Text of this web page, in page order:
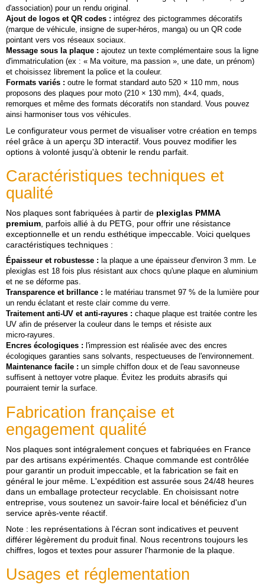
M
M
d'association) pour un rendu original.
Ajout de logos et QR codes : intégrez des pictogrammes décoratifs
(marque de véhicule, insigne de super‑héros, manga) ou un QR code
pointant vers vos réseaux sociaux.
Message sous la plaque : ajoutez un texte complémentaire sous la ligne
d'immatriculation (ex : « Ma voiture, ma passion », une date, un prénom)
et choisissez librement la police et la couleur.
Formats variés : outre le format standard auto 520 × 110 mm, nous
proposons des plaques pour moto (210 × 130 mm), 4×4, quads,
remorques et même des formats décoratifs non standard. Vous pouvez
ainsi harmoniser tous vos véhicules.
Le configurateur vous permet de visualiser votre création en temps
réel grâce à un aperçu 3D interactif. Vous pouvez modifier les
options à volonté jusqu'à obtenir le rendu parfait.
Caractéristiques techniques et
qualité
Nos plaques sont fabriquées à partir de plexiglas PMMA
premium , parfois allié à du PETG, pour offrir une résistance
exceptionnelle et un rendu esthétique impeccable. Voici quelques
caractéristiques techniques :
Épaisseur et robustesse : la plaque a une épaisseur d'environ 3 mm. Le
plexiglas est 18 fois plus résistant aux chocs qu'une plaque en aluminium
et ne se déforme pas.
Transparence et brillance : le matériau transmet 97 % de la lumière pour
un rendu éclatant et reste clair comme du verre.
Traitement anti‑UV et anti‑rayures : chaque plaque est traitée contre les
UV afin de préserver la couleur dans le temps et résiste aux
micro‑rayures.
Encres écologiques : l'impression est réalisée avec des encres
écologiques garanties sans solvants, respectueuses de l'environnement.
Maintenance facile : un simple chiffon doux et de l'eau savonneuse
suffisent à nettoyer votre plaque. Évitez les produits abrasifs qui
pourraient ternir la surface.
Fabrication française et
engagement qualité
Nos plaques sont intégralement conçues et fabriquées en France
par des artisans expérimentés. Chaque commande est contrôlée
pour garantir un produit impeccable, et la fabrication se fait en
général le jour même. L'expédition est assurée sous 24/48 heures
dans un emballage protecteur recyclable. En choisissant notre
entreprise, vous soutenez un savoir‑faire local et bénéficiez d'un
service après‑vente réactif.
Note : les représentations à l'écran sont indicatives et peuvent
différer légèrement du produit final. Nous recentrons toujours les
chiffres, logos et textes pour assurer l'harmonie de la plaque.
Usages et réglementation